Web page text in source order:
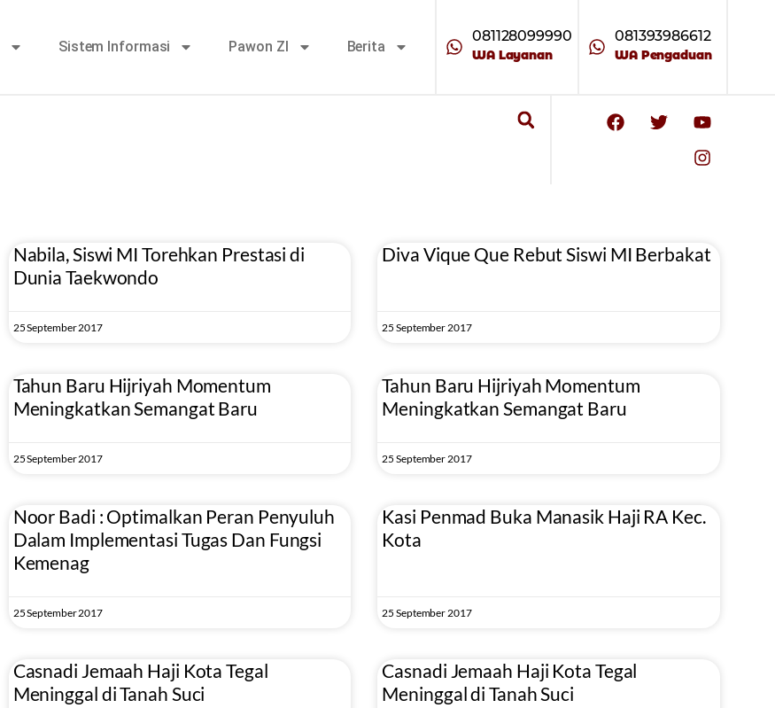
Sistem Informasi Pawon ZI Berita
081128099990
WA Layanan
081393986612
WA Pengaduan
Nabila, Siswi MI Torehkan Prestasi di
Dunia Taekwondo
25 September 2017
Diva Vique Que Rebut Siswi MI Berbakat
25 September 2017
Tahun Baru Hijriyah Momentum
Meningkatkan Semangat Baru
25 September 2017
Tahun Baru Hijriyah Momentum
Meningkatkan Semangat Baru
25 September 2017
Noor Badi : Optimalkan Peran Penyuluh
Dalam Implementasi Tugas Dan Fungsi
Kemenag
25 September 2017
Kasi Penmad Buka Manasik Haji RA Kec.
Kota
25 September 2017
Casnadi Jemaah Haji Kota Tegal
Meninggal di Tanah Suci
Casnadi Jemaah Haji Kota Tegal
Meninggal di Tanah Suci